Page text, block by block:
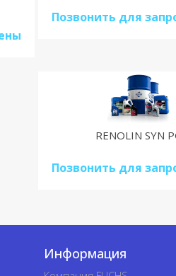
Позвонить для
RENOLIN SYN
Позвонить для
Информация